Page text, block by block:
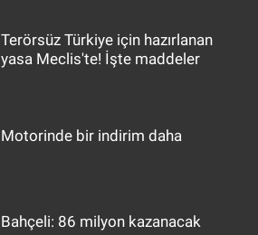
Terörsüz Türkiye için hazırlanan
yasa Meclis'te! İşte maddeler
Motorinde bir indirim daha
Bahçeli: 86 milyon kazanacak